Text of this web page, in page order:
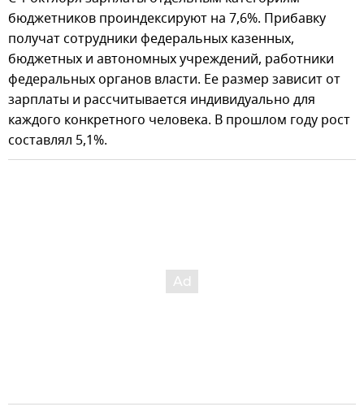
бюджетников проиндексируют на 7,6%. Прибавку
получат сотрудники федеральных казенных,
бюджетных и автономных учреждений, работники
федеральных органов власти. Ее размер зависит от
зарплаты и рассчитывается индивидуально для
каждого конкретного человека. В прошлом году рост
составлял 5,1%.